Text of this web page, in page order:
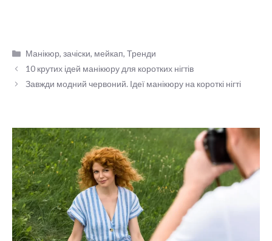
Категорії
Манікюр, зачіски, мейкап,Тренди
10 крутих ідей манікюру для коротких нігтів
Завжди модний червоний. Ідеї манікюру на короткі нігті